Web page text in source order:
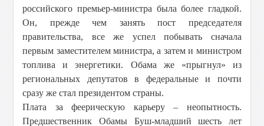
российского премьер-министра была более гладкой.
Он, прежде чем занять пост председателя
правительства, все же успел побывать сначала
первым заместителем министра, а затем и министром
топлива и энергетики. Обама же «прыгнул» из
региональных депутатов в федеральные и почти
сразу же стал президентом страны.
Плата за феерическую карьеру – неопытность.
Предшественник Обамы Буш-младший шесть лет